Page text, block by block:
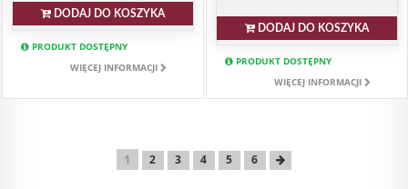
DODAJ DO KOSZYKA
PRODUKT DOSTĘPNY
WIĘCEJ INFORMACJI
DODAJ DO KOSZYKA
PRODUKT DOSTĘPNY
WIĘCEJ INFORMACJI
1 2 3 4 5 6